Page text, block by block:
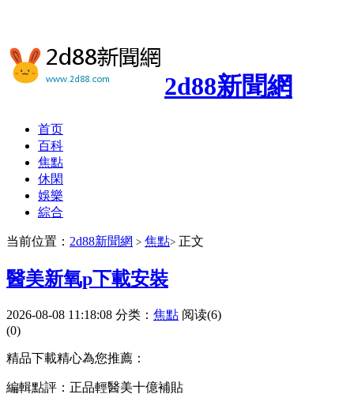
2d88新聞網
首页
百科
焦點
休閑
娛樂
綜合
当前位置： 2d88新聞網 > 焦點> 正文
醫美新氧p下載安裝
2026-08-08 11:18:08 分类： 焦點 阅读(6)
(0)
精品下載精心為您推薦：
編輯點評：正品輕醫美十億補貼